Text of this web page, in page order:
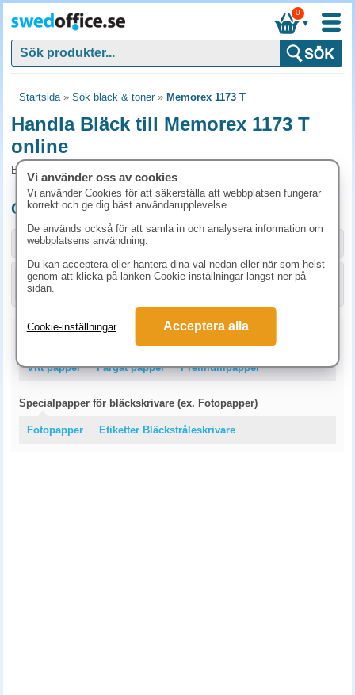
▼
0
Startsida» Sök bläck & toner» Memorex 1173 T
Handla Bläck till Memorex 1173 T
online
Bläck och tillbehör som passar till Memorex 1173 T
Originalprodukter till Memorex 1173 T
Storlek / info Art.nr
KÖP
Vitt papper Färgat papper Premiumpapper
Specialpapper för bläckskrivare (ex. Fotopapper)
Fotopapper Etiketter Bläckstråleskrivare
Vi använder oss av cookies
Vi använder Cookies för att säkerställa att webbplatsen fungerar
korrekt och ge dig bäst användarupplevelse.
De används också för att samla in och analysera information om
webbplatsens användning.
Du kan acceptera eller hantera dina val nedan eller när som helst
genom att klicka på länken Cookie-inställningar längst ner på
sidan.
Cookie-inställningar Acceptera alla